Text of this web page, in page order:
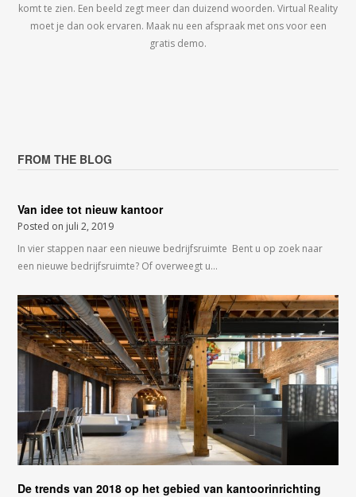
komt te zien. Een beeld zegt meer dan duizend woorden. Virtual Reality
moet je dan ook ervaren. Maak nu een afspraak met ons voor een
gratis demo.
FROM THE BLOG
Van idee tot nieuw kantoor
Posted on juli 2, 2019
In vier stappen naar een nieuwe bedrijfsruimte Bent u op zoek naar
een nieuwe bedrijfsruimte? Of overweegt u…
De trends van 2018 op het gebied van kantoorinrichting